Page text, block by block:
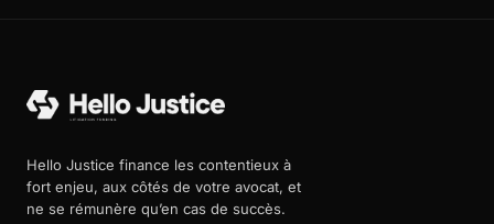
Hello Justice finance les contentieux à
fort enjeu, aux côtés de votre avocat, et
ne se rémunère qu’en cas de succès.